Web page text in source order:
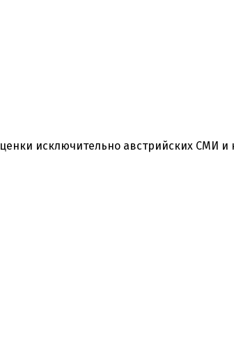
исключительно австрийских СМИ